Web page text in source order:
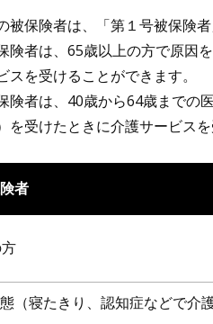
被保険者は、「第１号被保険
険者は、65歳以上の方で原因
スを受けることができます。
険者は、40歳から64歳までの
を受けたときに介護サービス
者
態（寝たきり、認知症などで介